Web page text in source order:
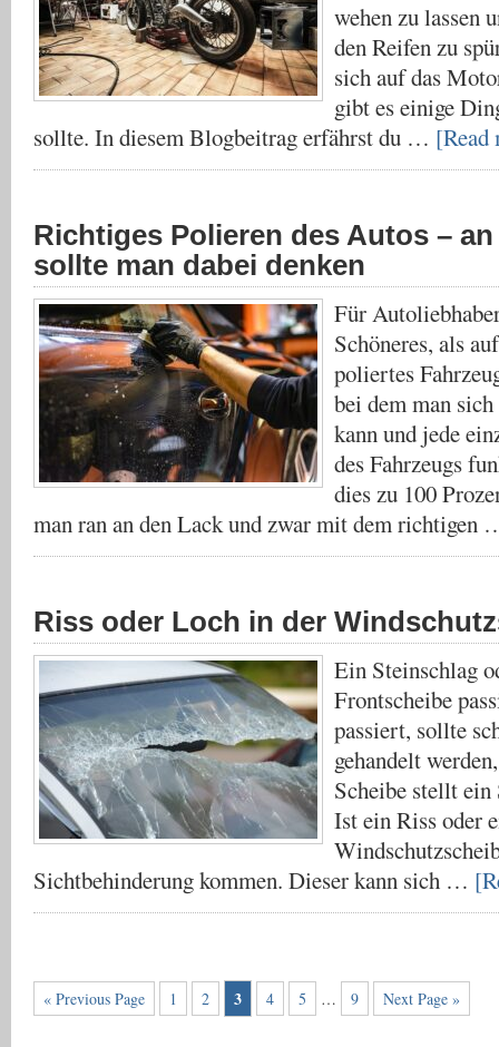
wehen zu lassen
den Reifen zu
sich auf das
gibt es einige
sollte. In diesem Blogbeitrag erfährst du … [Read
Richtiges Polieren des Autos –
sollte man dabei denken
Für
Schöneres, als
poliertes
bei dem man
kann und jede
des Fahrzeugs
dies zu 100
man ran an den Lack und zwar mit dem
Riss oder Loch in der
Ein Steinschlag
Frontscheibe
passiert, sollte
gehandelt
Scheibe stellt
Ist ein Riss oder
Sichtbehinderung kommen. Dieser kann sich …
« Previous Page 1 2 3 4 5 … 9 Next Page »